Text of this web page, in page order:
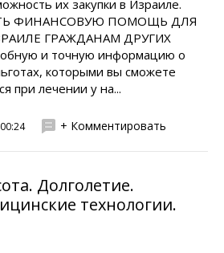
их закупки в Израиле.
ФИНАНСОВУЮ ПОМОЩЬ ДЛЯ
ГРАЖДАНАМ ДРУГИХ
и точную информацию о
которыми вы сможете
при лечении у на...
+ Комментировать
Долголетие.
технологии.